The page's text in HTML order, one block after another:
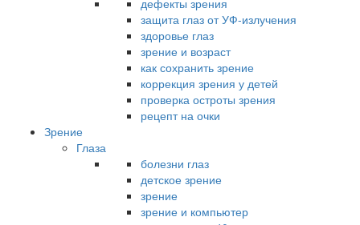
дефекты зрения
защита глаз от УФ-излучения
здоровье глаз
зрение и возраст
как сохранить зрение
коррекция зрения у детей
проверка остроты зрения
рецепт на очки
Зрение
Глаза
болезни глаз
детское зрение
зрение
зрение и компьютер